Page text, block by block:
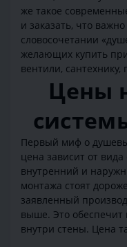
же такое
и заказать, что
словосочетании
желающих купить
вентили, сантехнику,
Цены
Первый миф о
цена зависит от
внутренний и
монтажа стоят
заявленный
выше. Это обеспечит
внутри стены. Цена